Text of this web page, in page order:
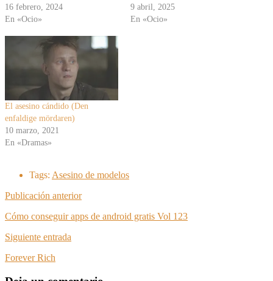
16 febrero, 2024
En «Ocio»
9 abril, 2025
En «Ocio»
El asesino cándido (Den
enfaldige mördaren)
10 marzo, 2021
En «Dramas»
Tags: Asesino de modelos
Publicación anterior
Cómo conseguir apps de android gratis Vol 123
Siguiente entrada
Forever Rich